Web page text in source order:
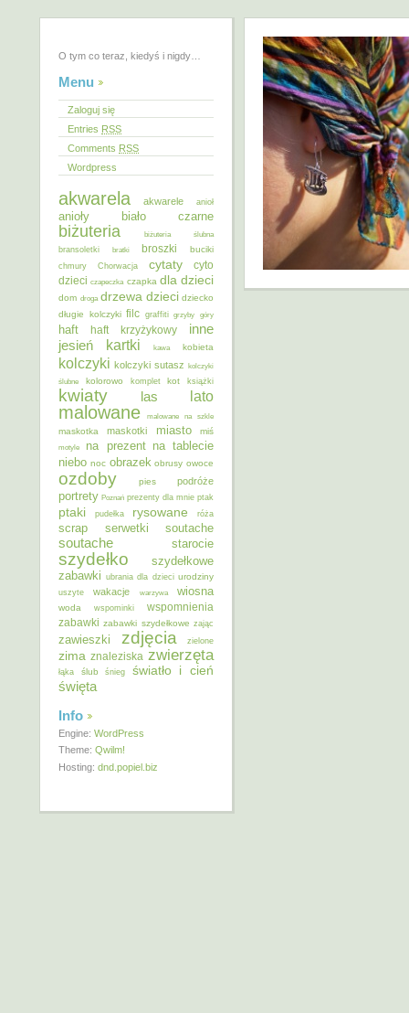
O tym co teraz, kiedyś i nigdy…
Menu
Zaloguj się
Entries RSS
Comments RSS
Wordpress
akwarela akwarele anioł
anioły biało czarne
biżuteria
biżuteria ślubna
bransoletki
bratki broszki buciki
chmury Chorwacja cytaty
cyto
dzieci czapeczka czapka dla dzieci
dom droga drzewa dzieci dziecko
długie kolczyki filc graffiti grzyby góry
haft haft krzyżykowy inne
jesień kartki kawa kobieta
kolczyki kolczyki sutasz kolczyki
ślubne
kolorowo komplet kot książki
kwiaty las lato
malowane malowane na szkle
maskotka maskotki miasto miś
motyle na prezent na tablecie
niebo noc obrazek obrusy owoce
ozdoby pies podróże
portrety Poznań prezenty dla mnie ptak
ptaki pudełka rysowane róża
scrap serwetki soutache
soutache starocie
szydełko
szydełkowe
zabawki ubrania dla dzieci urodziny
uszyte wakacje warzywa wiosna
woda wspominki
wspomnienia
zabawki zabawki szydełkowe zając
zawieszki zdjęcia zielone
zima znaleziska zwierzęta
łąka ślub śnieg światło i cień
święta
Info
Engine: WordPress
Theme: Qwilm!
Hosting: dnd.popiel.biz